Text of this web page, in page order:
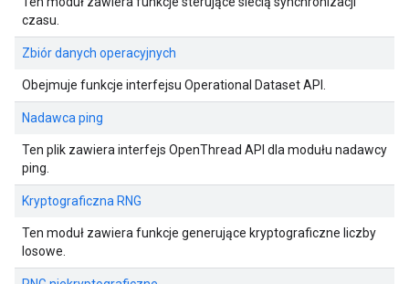
czasu.
Zbiór danych operacyjnych
Obejmuje funkcje interfejsu Operational Dataset API.
Nadawca ping
Ten plik zawiera interfejs OpenThread API dla modułu nadawcy
ping.
Kryptograficzna RNG
Ten moduł zawiera funkcje generujące kryptograficzne liczby
losowe.